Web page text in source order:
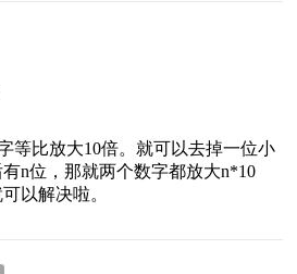
等比放大10倍。就可以去掉一位小
n位，那就两个数字都放大n*10
以解决啦。